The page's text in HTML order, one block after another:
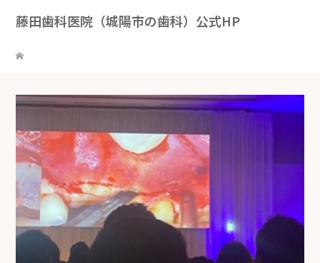
藤田歯科医院（城陽市の歯科）公式HP